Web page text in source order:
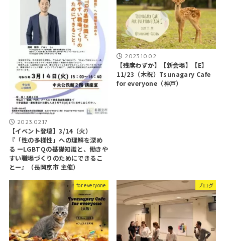
2023.02.17
【イベント登壇】3/14（火）
『「性の多様性」への理解を深め
る ーLGBTQの基礎知識と、働きや
すい職場づくりのためにできるこ
とー』（長岡京市 主催）
2023.10.02
【残席わずか】【新会場】【E】
11/23（木祝）Tsunagary Cafe
for everyone（神戸）
for everyone ブログ